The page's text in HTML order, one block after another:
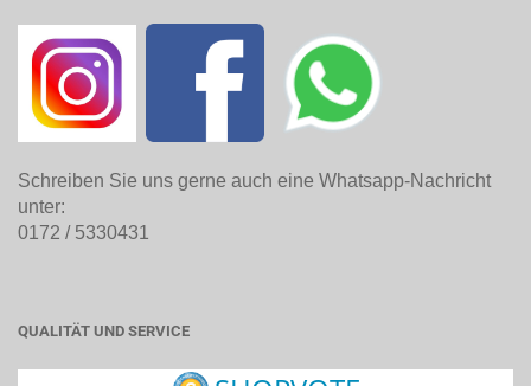
Schreiben Sie uns gerne auch eine Whatsapp-Nachricht
unter:
0172 / 5330431
QUALITÄT UND SERVICE